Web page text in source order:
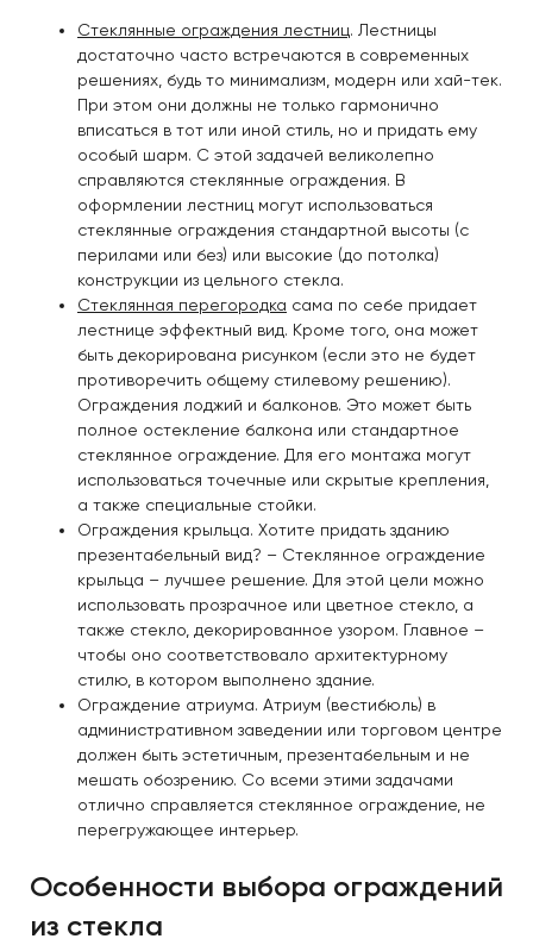
Стеклянные ограждения лестниц. Лестницы
достаточно часто встречаются в современных
решениях, будь то минимализм, модерн или хай-тек.
При этом они должны не только гармонично
вписаться в тот или иной стиль, но и придать ему
особый шарм. С этой задачей великолепно
справляются стеклянные ограждения. В
оформлении лестниц могут использоваться
стеклянные ограждения стандартной высоты (с
перилами или без) или высокие (до потолка)
конструкции из цельного стекла.
Стеклянная перегородка сама по себе придает
лестнице эффектный вид. Кроме того, она может
быть декорирована рисунком (если это не будет
противоречить общему стилевому решению).
Ограждения лоджий и балконов. Это может быть
полное остекление балкона или стандартное
стеклянное ограждение. Для его монтажа могут
использоваться точечные или скрытые крепления,
а также специальные стойки.
Ограждения крыльца. Хотите придать зданию
презентабельный вид? – Стеклянное ограждение
крыльца – лучшее решение. Для этой цели можно
использовать прозрачное или цветное стекло, а
также стекло, декорированное узором. Главное –
чтобы оно соответствовало архитектурному
стилю, в котором выполнено здание.
Ограждение атриума. Атриум (вестибюль) в
административном заведении или торговом центре
должен быть эстетичным, презентабельным и не
мешать обозрению. Со всеми этими задачами
отлично справляется стеклянное ограждение, не
перегружающее интерьер.
Особенности выбора ограждений
из стекла